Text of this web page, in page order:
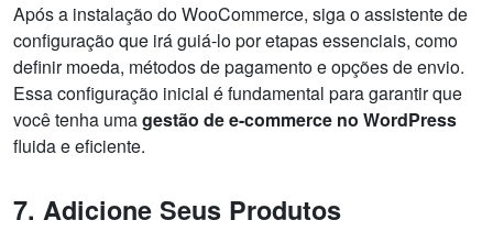
Após a instalação do WooCommerce, siga o assistente de
configuração que irá guiá-lo por etapas essenciais, como
definir moeda, métodos de pagamento e opções de envio.
Essa configuração inicial é fundamental para garantir que
você tenha umagestão de e-commerce no WordPress
fluida e eficiente.
7. Adicione Seus Produtos